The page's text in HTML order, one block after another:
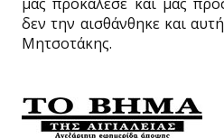
δεν την αισθάνθηκε και
Μητσοτάκης.